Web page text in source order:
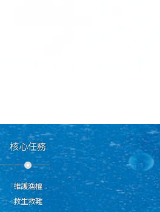
核心任務
維護漁權
救生救難